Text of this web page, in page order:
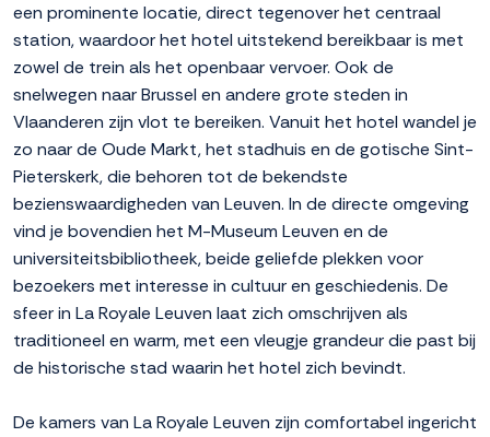
een prominente locatie, direct tegenover het centraal
station, waardoor het hotel uitstekend bereikbaar is met
zowel de trein als het openbaar vervoer. Ook de
snelwegen naar Brussel en andere grote steden in
Vlaanderen zijn vlot te bereiken. Vanuit het hotel wandel je
zo naar de Oude Markt, het stadhuis en de gotische Sint-
Pieterskerk, die behoren tot de bekendste
bezienswaardigheden van Leuven. In de directe omgeving
vind je bovendien het M-Museum Leuven en de
universiteitsbibliotheek, beide geliefde plekken voor
bezoekers met interesse in cultuur en geschiedenis. De
sfeer in La Royale Leuven laat zich omschrijven als
traditioneel en warm, met een vleugje grandeur die past bij
de historische stad waarin het hotel zich bevindt.
De kamers van La Royale Leuven zijn comfortabel ingericht